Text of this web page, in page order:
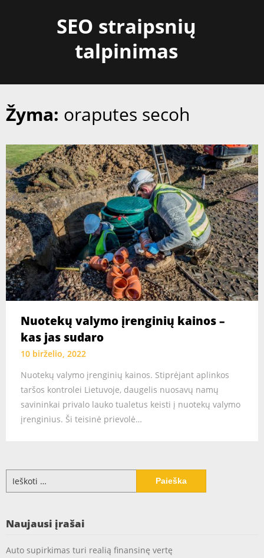
SEO straipsnių
talpinimas
Žyma: oraputes secoh
Nuotekų valymo įrenginių kainos –
kas jas sudaro
10 birželio, 2022
Nuotekų valymo įrenginių kainos. Stiprėjant aplinkos
taršos kontrolei Lietuvoje, daugelis nuosavų namų
savininkai privalo lauko tualetus keisti į nuotekų valymo
įrenginius. Ši teisinė prievolė…
Ieškoti:
Naujausi įrašai
Auto supirkimas turi realią finansinę vertę